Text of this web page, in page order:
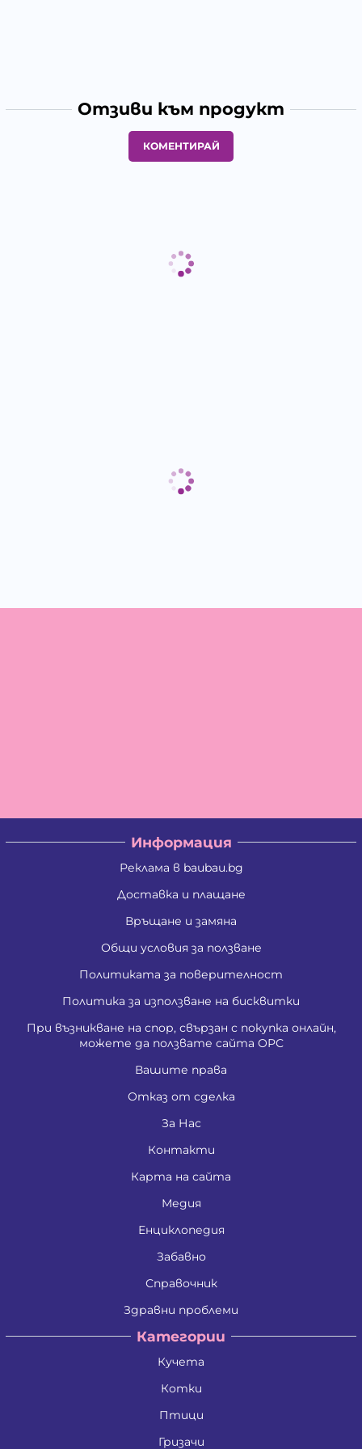
Отзиви към продукт
КОМЕНТИРАЙ
Информация
Реклама в baubau.bg
Доставка и плащане
Връщане и замяна
Общи условия за ползване
Политиката за поверителност
Политика за използване на бисквитки
При възникване на спор, свързан с покупка онлайн,
можете да ползвате сайта ОРС
Вашите права
Отказ от сделка
За Нас
Контакти
Карта на сайта
Медия
Енциклопедия
Забавно
Справочник
Здравни проблеми
Категории
Кучета
Котки
Птици
Гризачи